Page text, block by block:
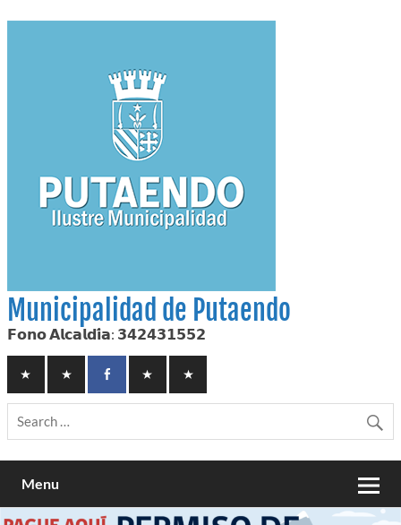
to
Municipalidad de Putaendo
𝗙𝗼𝗻𝗼 𝗔𝗹𝗰𝗮𝗹𝗱𝗶́𝗮: 𝟯𝟰𝟮𝟰𝟯𝟭𝟱𝟱𝟮
Menu